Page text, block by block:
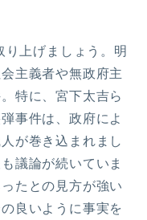
り上げましょう。明
主義者や無政府主
特に、宮下太吉ら
事件は、政府によ
が巻き込まれまし
議論が続いていま
たとの見方が強い
良いように事実を